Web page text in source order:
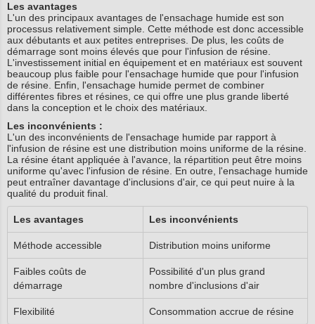
Les avantages
L'un des principaux avantages de l'ensachage humide est son
processus relativement simple. Cette méthode est donc accessible
aux débutants et aux petites entreprises. De plus, les coûts de
démarrage sont moins élevés que pour l'infusion de résine.
L'investissement initial en équipement et en matériaux est souvent
beaucoup plus faible pour l'ensachage humide que pour l'infusion
de résine. Enfin, l'ensachage humide permet de combiner
différentes fibres et résines, ce qui offre une plus grande liberté
dans la conception et le choix des matériaux.
Les inconvénients :
L'un des inconvénients de l'ensachage humide par rapport à
l'infusion de résine est une distribution moins uniforme de la résine.
La résine étant appliquée à l'avance, la répartition peut être moins
uniforme qu'avec l'infusion de résine. En outre, l'ensachage humide
peut entraîner davantage d'inclusions d'air, ce qui peut nuire à la
qualité du produit final.
Les avantages Les inconvénients
Méthode accessible Distribution moins uniforme
Faibles coûts de
démarrage
Possibilité d'un plus grand
nombre d'inclusions d'air
Flexibilité Consommation accrue de résine